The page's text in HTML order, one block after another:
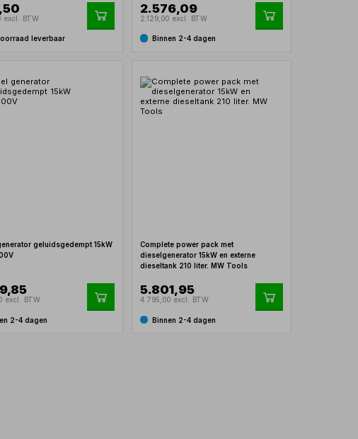
excl. BTW
leverbaar
2.576,09
2.129,00 excl. BTW
Binnen 2-4 dagen
geluidsgedempt 15kW
excl. BTW
2-4 dagen
Complete power pack met
dieselgenerator 15kW en externe
dieseltank 210 liter. MW Tools
5.801,95
4.795,00 excl. BTW
Binnen 2-4 dagen